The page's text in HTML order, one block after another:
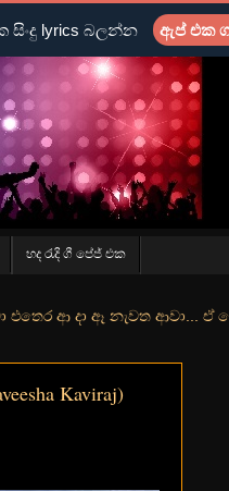
හද රැදි ගී පේජ් එක
ආවා... ඒ මොහොත
Kaviraj)
සිංදු lyrics බලන්න ඇප් එක